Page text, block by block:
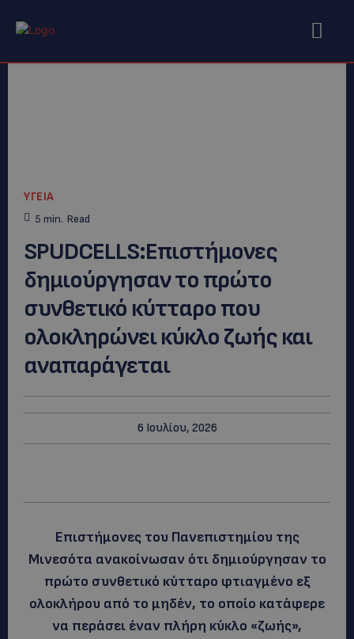
ΥΓΕΙΑ
5 min. Read
SPUDCELLS:Επιστήμονες
δημιούργησαν το πρώτο
συνθετικό κύτταρο που
ολοκληρώνει κύκλο ζωής και
αναπαράγεται
6 Ιουλίου, 2026
Επιστήμονες του Πανεπιστημίου της
Μινεσότα ανακοίνωσαν ότι δημιούργησαν το
πρώτο συνθετικό κύτταρο φτιαγμένο εξ
ολοκλήρου από το μηδέν, το οποίο κατάφερε
να περάσει έναν πλήρη κύκλο «ζωής»,